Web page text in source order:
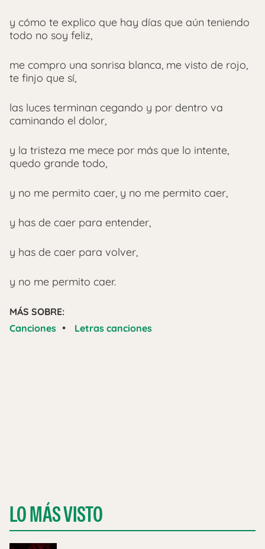
y cómo te explico que hay días que aún teniendo
todo no soy feliz,
me compro una sonrisa blanca, me visto de rojo,
te finjo que sí,
las luces terminan cegando y por dentro va
caminando el dolor,
y la tristeza me mece por más que lo intente,
quedo grande todo,
y no me permito caer, y no me permito caer,
y has de caer para entender,
y has de caer para volver,
y no me permito caer.
MÁS SOBRE:
Canciones • Letras canciones
LO MÁS VISTO